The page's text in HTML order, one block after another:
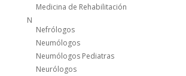
Medicina de Rehabilitación
N
Nefrólogos
Neumólogos
Neumólogos Pediatras
Neurólogos